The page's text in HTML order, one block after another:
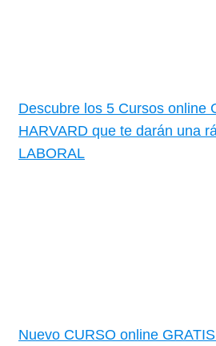
Descubre los 5 Cursos online
HARVARD que te darán una
LABORAL
Nuevo CURSO online